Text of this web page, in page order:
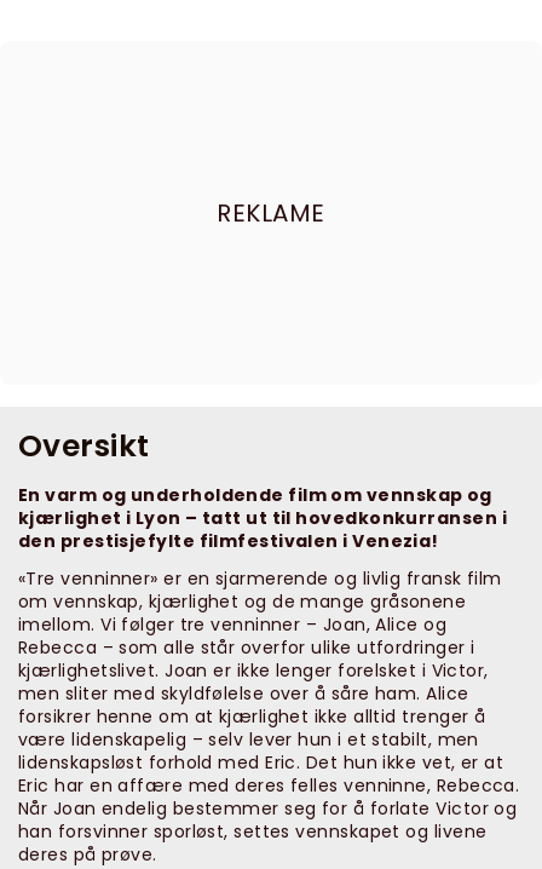
REKLAME
Oversikt
En varm og underholdende film om vennskap og
kjærlighet i Lyon – tatt ut til hovedkonkurransen i
den prestisjefylte filmfestivalen i Venezia!
«Tre venninner» er en sjarmerende og livlig fransk film
om vennskap, kjærlighet og de mange gråsonene
imellom. Vi følger tre venninner – Joan, Alice og
Rebecca – som alle står overfor ulike utfordringer i
kjærlighetslivet. Joan er ikke lenger forelsket i Victor,
men sliter med skyldfølelse over å såre ham. Alice
forsikrer henne om at kjærlighet ikke alltid trenger å
være lidenskapelig – selv lever hun i et stabilt, men
lidenskapsløst forhold med Eric. Det hun ikke vet, er at
Eric har en affære med deres felles venninne, Rebecca.
Når Joan endelig bestemmer seg for å forlate Victor og
han forsvinner sporløst, settes vennskapet og livene
deres på prøve.